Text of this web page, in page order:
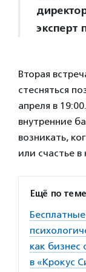
эксперт
Вторая
стесняться
апреля в
внутренние
возникать,
или счастье
Ещё по теме
как бизнес
в «Крокус